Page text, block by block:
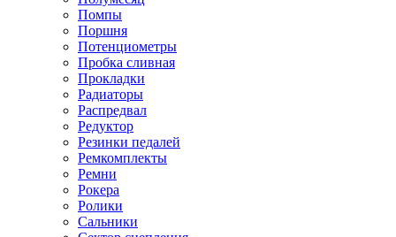
Помпы
Поршня
Потенциометры
Пробка сливная
Прокладки
Радиаторы
Распредвал
Редуктор
Резинки педалей
Ремкомплекты
Ремни
Рокера
Ролики
Сальники